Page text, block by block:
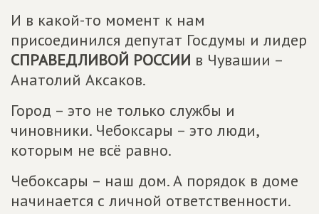
И в какой-то момент к нам
присоединился депутат Госдумы и лидер
СПРАВЕДЛИВОЙ РОССИИ в Чувашии –
Анатолий Аксаков.
Город – это не только службы и
чиновники. Чебоксары – это люди,
которым не всё равно.
Чебоксары – наш дом. А порядок в доме
начинается с личной ответственности.